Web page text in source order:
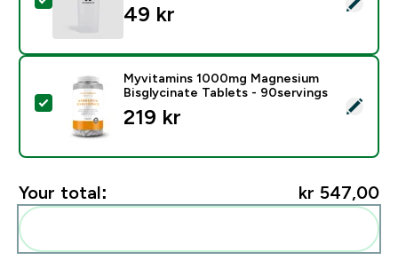
49 kr‎
Select this product - Myvitamins 1000mg
Myvitamins 1000mg Magnesium
Bisglycinate Tablets - 90servings
219 kr‎
Your total: kr 547,00‎